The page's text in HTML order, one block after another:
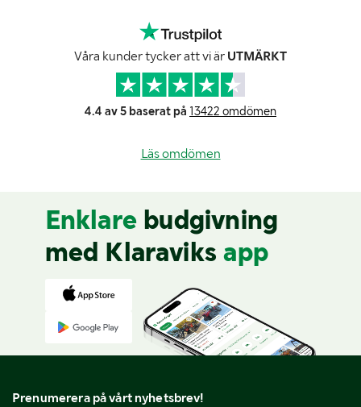
Våra kunder tycker att vi är UTMÄRKT
4.4 av 5 baserat på 13422 omdömen
Läs omdömen
Enklare budgivning
med Klaraviks app
Prenumerera på vårt nyhetsbrev!